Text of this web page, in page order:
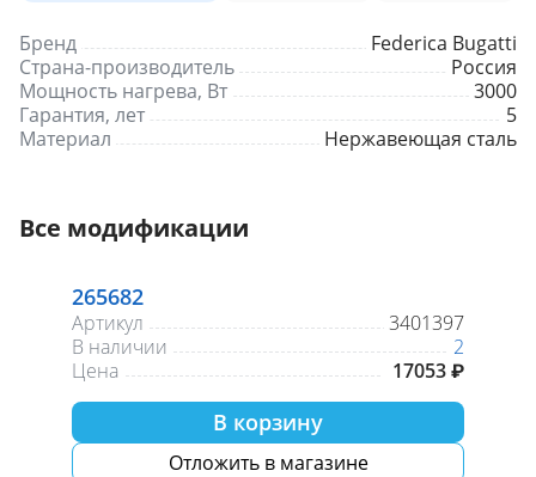
Бренд
Federica Bugatti
Страна-производитель
Россия
Мощность нагрева, Вт
3000
Гарантия, лет
5
Материал
Нержавеющая сталь
Все модификации
265682
Артикул
3401397
В наличии
2
Цена
17053 ₽
В корзину
Отложить в магазине